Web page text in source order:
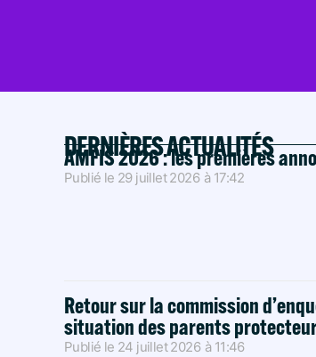
DERNIÈRES ACTUALITÉS
AMFIS 2026 : les premières
Publié le 29 juillet 2026 à 17:42
Retour sur la commission
situation des parents
Publié le 24 juillet 2026 à 11:46